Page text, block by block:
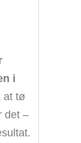
i
at tø
det –